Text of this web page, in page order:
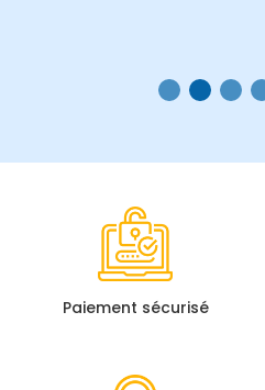
Paiement sécurisé